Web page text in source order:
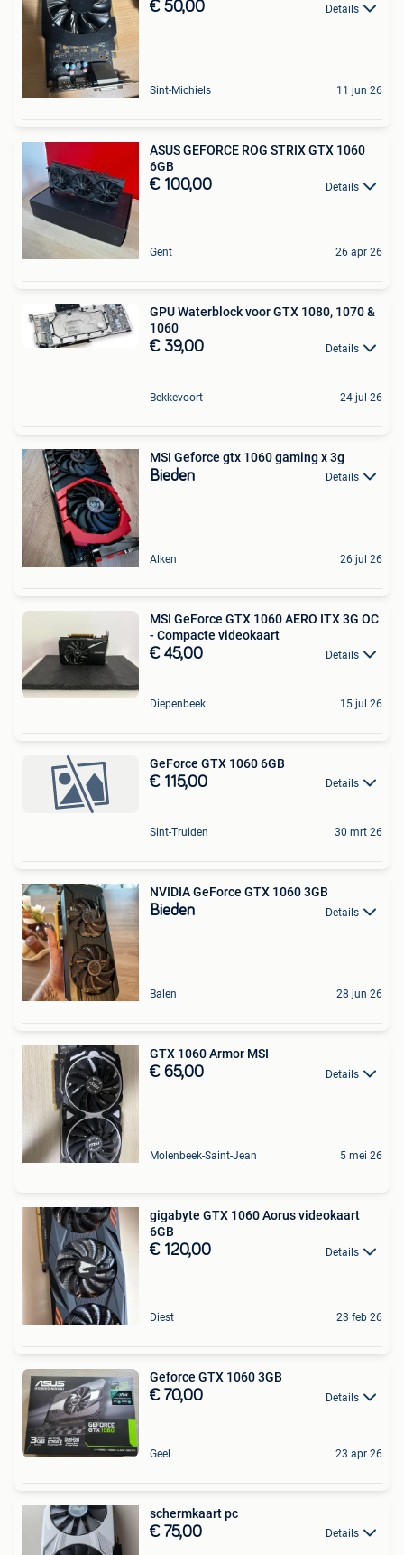
€ 50,00 Details
Sint-Michiels 11 jun 26
ASUS GEFORCE ROG STRIX GTX 1060
6GB
€ 100,00 Details
Gent 26 apr 26
GPU Waterblock voor GTX 1080, 1070 &
1060
€ 39,00 Details
Bekkevoort 24 jul 26
MSI Geforce gtx 1060 gaming x 3g
Bieden Details
Alken 26 jul 26
MSI GeForce GTX 1060 AERO ITX 3G OC
- Compacte videokaart
€ 45,00 Details
Diepenbeek 15 jul 26
GeForce GTX 1060 6GB
€ 115,00 Details
Sint-Truiden 30 mrt 26
NVIDIA GeForce GTX 1060 3GB
Bieden Details
Balen 28 jun 26
GTX 1060 Armor MSI
€ 65,00 Details
Molenbeek-Saint-Jean 5 mei 26
gigabyte GTX 1060 Aorus videokaart
6GB
€ 120,00 Details
Diest 23 feb 26
Geforce GTX 1060 3GB
€ 70,00 Details
Geel 23 apr 26
schermkaart pc
€ 75,00 Details